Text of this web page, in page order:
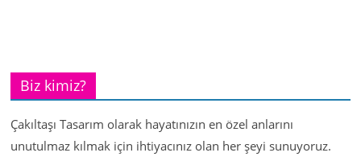
Biz kimiz?
Çakıltaşı Tasarım olarak hayatınızın en özel anlarını
unutulmaz kılmak için ihtiyacınız olan her şeyi sunuyoruz.